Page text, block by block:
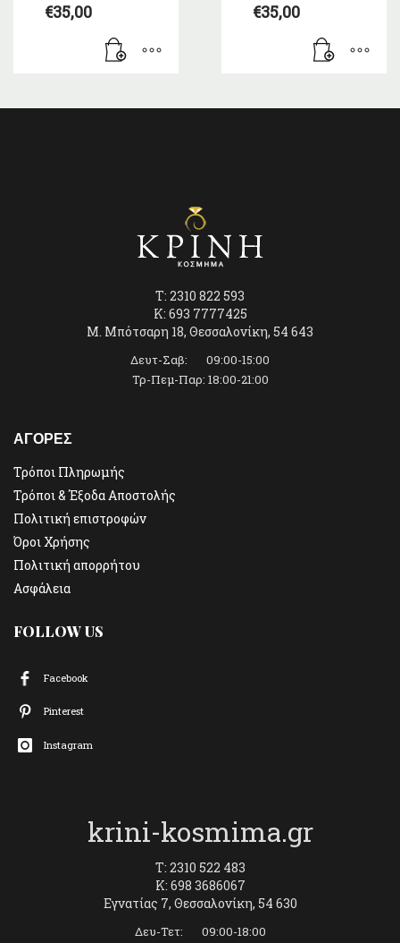
€35,00 €35,00
T: 2310 822 593
K: 693 7777425
Μ. Μπότσαρη 18, Θεσσαλονίκη, 54 643
Δευτ-Σαβ: 09:00-15:00
Τρ-Πεμ-Παρ: 18:00-21:00
ΑΓΟΡΕΣ
Τρόποι Πληρωμής
Τρόποι & Έξοδα Αποστολής
Πολιτική επιστροφών
Όροι Χρήσης
Πολιτική απορρήτου
Ασφάλεια
FOLLOW US
Facebook
Pinterest
Instagram
krini-kosmima.gr
T: 2310 522 483
K: 698 3686067
Εγνατίας 7, Θεσσαλονίκη, 54 630
Δευ-Τετ: 09:00-18:00